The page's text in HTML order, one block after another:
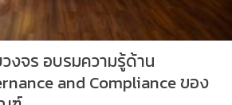
งจร อบรมความรู้ด้าน
and Compliance ของ